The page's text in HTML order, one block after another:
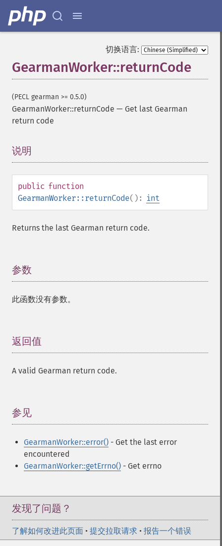
切换语言:
GearmanWorker::returnCode
(PECL gearman >= 0.5.0)
GearmanWorker::returnCode — Get last Gearman
return code
说明
public function
GearmanWorker::returnCode(): int
Returns the last Gearman return code.
参数
此函数没有参数。
返回值
A valid Gearman return code.
参见
GearmanWorker::error() - Get the last error
encountered
GearmanWorker::getErrno() - Get errno
发现了问题？
了解如何改进此页面 • 提交拉取请求 • 报告一个错误